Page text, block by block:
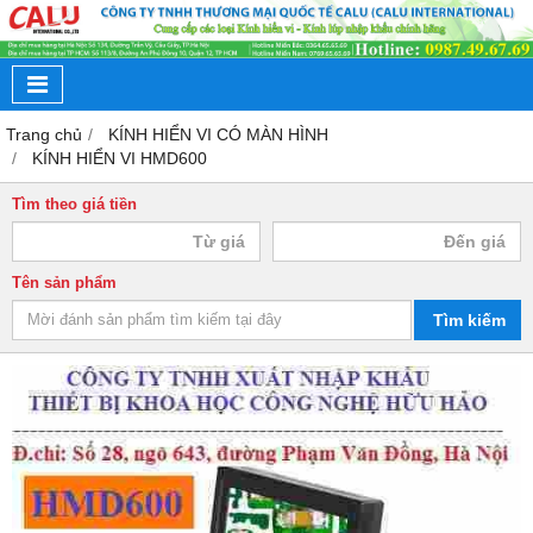
Trang chủ
KÍNH HIỂN VI CÓ MÀN HÌNH
KÍNH HIỂN VI HMD600
Tìm theo giá tiền
Tên sản phẩm
Tìm kiếm